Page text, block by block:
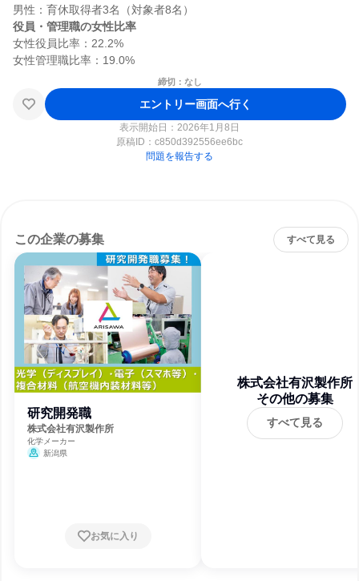
役員・管理職の女性比率
女性役員比率：22.2%
締切：なし
エントリー画面へ行く
表示開始日：2026年1月8日
原稿ID： c850d392556ee6bc
問題を報告する
この企業の募集 すべて見る
研究開発職
株式会社有沢製作所
化学メーカー
新潟県
お気に入り
株式会社有沢製作所
その他の募集
すべて見る